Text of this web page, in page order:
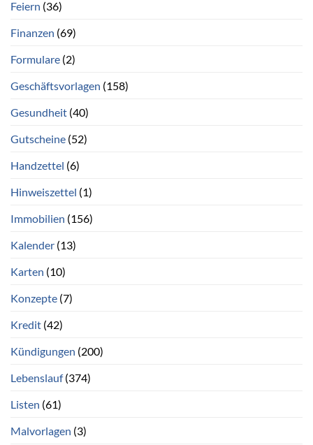
Feiern (36)
Finanzen (69)
Formulare (2)
Geschäftsvorlagen (158)
Gesundheit (40)
Gutscheine (52)
Handzettel (6)
Hinweiszettel (1)
Immobilien (156)
Kalender (13)
Karten (10)
Konzepte (7)
Kredit (42)
Kündigungen (200)
Lebenslauf(374)
Listen (61)
Malvorlagen (3)